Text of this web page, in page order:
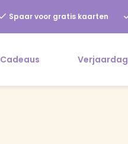
Spaar voor gratis kaarten
Cadeaus Verjaardag